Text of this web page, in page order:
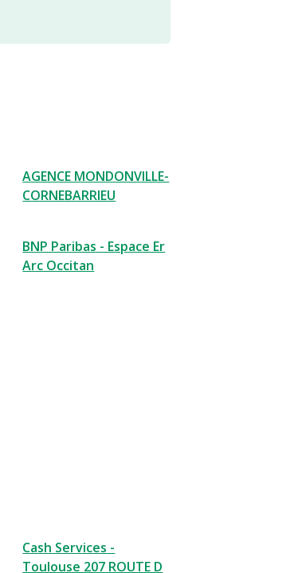
AGENCE MONDONVILLE-
CORNEBARRIEU
BNP Paribas - Espace Er
Arc Occitan
Cash Services -
Toulouse 207 ROUTE D